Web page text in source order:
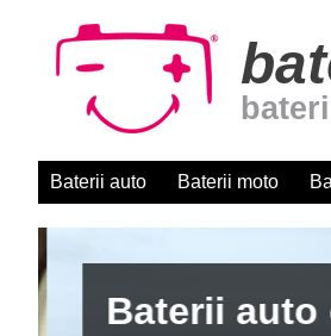
Baterii auto Baterii moto
Baterii auto